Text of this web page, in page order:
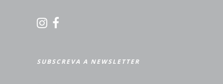
SUBSCREVA A NEWSLETTER